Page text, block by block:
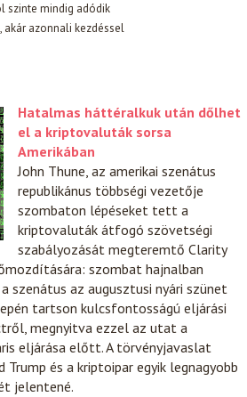
szinte mindig adódik
azonnali kezdéssel
Hatalmas háttéralkuk után dőlhet
el a kriptovaluták sorsa
Amerikában
John Thune, az amerikai szenátus
republikánus többségi vezetője
szombaton lépéseket tett a
kriptovaluták átfogó szövetségi
szabályozását megteremtő Clarity
szombat hajnalban
szenátus az augusztusi nyári szünet
tartson kulcsfontosságú eljárási
megnyitva ezzel az utat a
eljárása előtt. A törvényjavaslat
Trump és a kriptoipar egyik legnagyobb
jelentené.